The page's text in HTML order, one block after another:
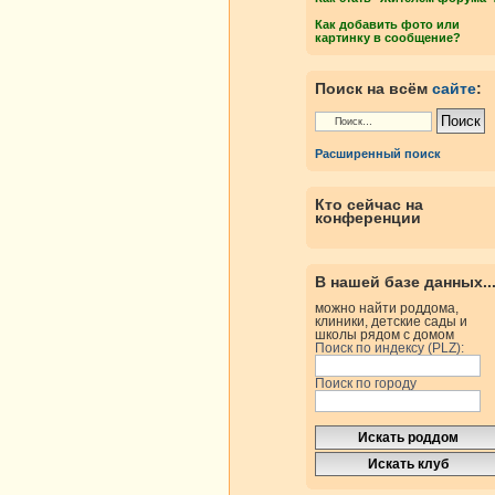
Как добавить фото или
картинку в сообщение?
Поиск на всём сайте:
Расширенный поиск
Кто сейчас на
конференции
В нашей базе данных...
можно найти роддома,
клиники, детские сады и
школы рядом с домом
Поиск по индексу (PLZ):
Поиск по городу